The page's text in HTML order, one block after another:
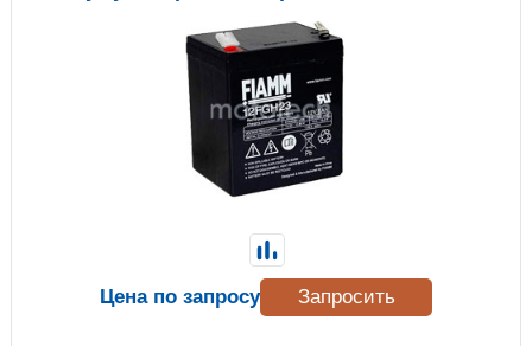
Цена по запросу Запросить